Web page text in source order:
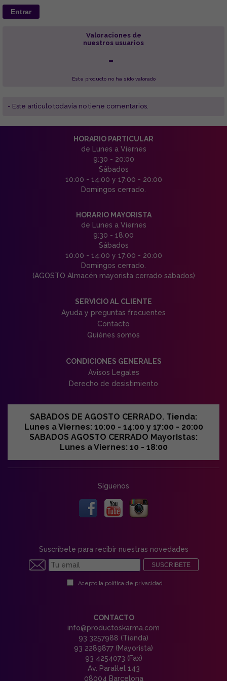
Entrar
Valoraciones de
nuestros usuarios
-
Este producto no ha sido valorado
- Este articulo todavía no tiene comentarios.
HORARIO PARTICULAR
de Lunes a Viernes
9:30 - 20:00
Sábados
10:00 - 14:00 y 17:00 - 20:00
Domingos cerrado.
HORARIO MAYORISTA
de Lunes a Viernes
9:30 - 18:00
Sábados
10:00 - 14:00 y 17:00 - 20:00
Domingos cerrado.
(AGOSTO Almacén mayorista cerrado sábados)
SERVICIO AL CLIENTE
Ayuda y preguntas frecuentes
Contacto
Quiénes somos
CONDICIONES GENERALES
Avisos Legales
Derecho de desistimiento
SABADOS DE AGOSTO CERRADO. Tienda:
Lunes a Viernes: 10:00 - 14:00 y 17:00 - 20:00
SABADOS AGOSTO CERRADO Mayoristas:
Lunes a Viernes: 10 - 18:00
Síguenos
Suscríbete para recibir nuestras novedades
SUSCRIBETE
Acepto la política de privacidad
CONTACTO
info@productoskarma.com
93 3257988 (Tienda)
93 2289877 (Mayorista)
93 4254073 (Fax)
Av. Paral·lel 143
08004 Barcelona